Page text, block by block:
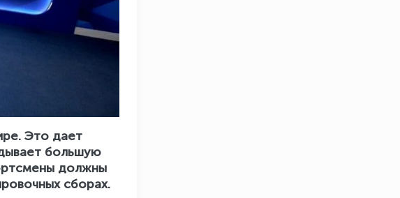
Это дает
большую
должны
сборах.